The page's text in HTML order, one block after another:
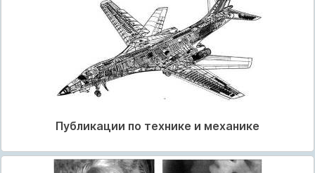
Публикации по технике и механике